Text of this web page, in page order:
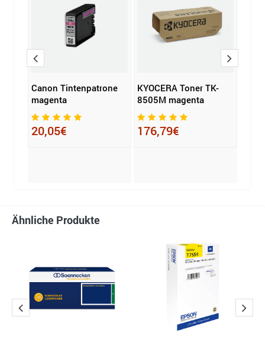
Canon Tintenpatrone
magenta
20,05€
KYOCERA Toner TK-
8505M magenta
176,79€
Ähnliche Produkte